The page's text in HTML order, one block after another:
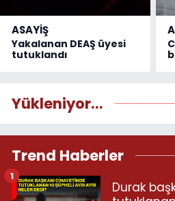
ASAYİŞ
Yakalanan DEAŞ üyesi
tutuklandı
Yükleniyor...
Trend Haberler
Durak
1